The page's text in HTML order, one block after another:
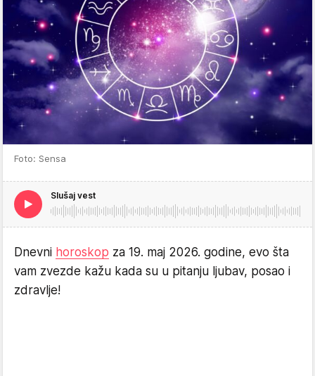
Foto: Sensa
Slušaj vest
Dnevni horoskop za 19. maj 2026. godine, evo šta
vam zvezde kažu kada su u pitanju ljubav, posao i
zdravlje!